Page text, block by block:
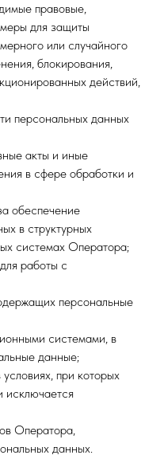
правовые,
для защиты
или случайного
блокирования,
действий,
персональных данных
акты и иные
в сфере обработки и
обеспечение
в структурных
системах Оператора;
работы с
персональные
системами, в
данные;
при которых
исключается
Оператора,
данных.